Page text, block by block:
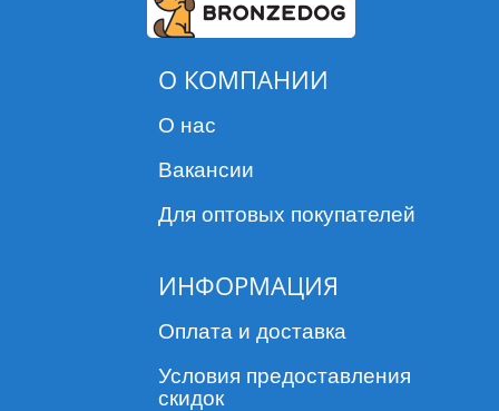
заклепок набить пластину, на которой можно награвировать
любую информацию, какую пожелаете: кличку домашнего
Либо же, вы можете приобрести подвесной адресник,
адресники наносится с помощью лазера, поэтому со
Хотим обратить ваше внимание, что ошейники из
Такие ошейники наиболее комфортны для животного, всегда
В нашем ассортименте, вы сможете купить ошейник для
собак из натуральной кожи любого дизайна, размера и
материала, украсив его стильным адресником.
О КОМПАНИИ
О нас
Вакансии
Для оптовых покупателей
ИНФОРМАЦИЯ
Оплата и доставка
Условия предоставления
скидок